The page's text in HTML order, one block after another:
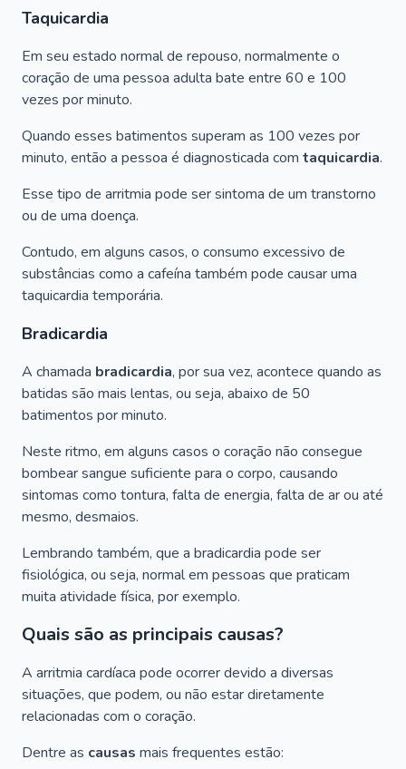
Taquicardia
Em seu estado normal de repouso, normalmente o
coração de uma pessoa adulta bate entre 60 e 100
vezes por minuto.
Quando esses batimentos superam as 100 vezes por
minuto, então a pessoa é diagnosticada com taquicardia.
Esse tipo de arritmia pode ser sintoma de um transtorno
ou de uma doença.
Contudo, em alguns casos, o consumo excessivo de
substâncias como a cafeína também pode causar uma
taquicardia temporária.
Bradicardia
A chamada bradicardia, por sua vez, acontece quando as
batidas são mais lentas, ou seja, abaixo de 50
batimentos por minuto.
Neste ritmo, em alguns casos o coração não consegue
bombear sangue suficiente para o corpo, causando
sintomas como tontura, falta de energia, falta de ar ou até
mesmo, desmaios.
Lembrando também, que a bradicardia pode ser
fisiológica, ou seja, normal em pessoas que praticam
muita atividade física, por exemplo.
Quais são as principais causas?
A arritmia cardíaca pode ocorrer devido a diversas
situações, que podem, ou não estar diretamente
relacionadas com o coração.
Dentre as causas mais frequentes estão: